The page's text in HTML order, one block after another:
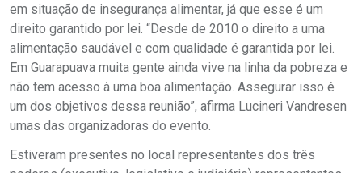
em situação de insegurança alimentar, já que esse é um
direito garantido por lei. “Desde de 2010 o direito a uma
alimentação saudável e com qualidade é garantida por lei.
Em Guarapuava muita gente ainda vive na linha da pobreza e
não tem acesso à uma boa alimentação. Assegurar isso é
um dos objetivos dessa reunião”, afirma Lucineri Vandresen
umas das organizadoras do evento.
Estiveram presentes no local representantes dos três